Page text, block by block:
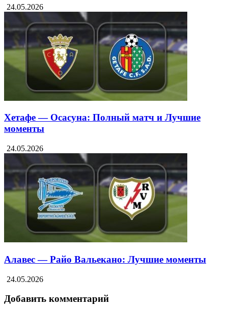
24.05.2026
Хетафе — Осасуна: Полный матч и Лучшие
моменты
24.05.2026
Алавес — Райо Вальекано: Лучшие моменты
24.05.2026
Добавить комментарий